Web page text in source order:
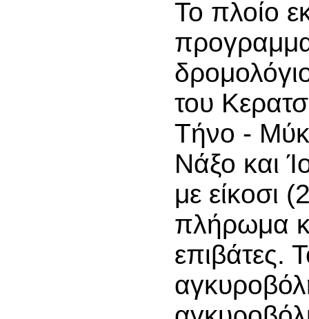
Το πλοίο
του
Τήνο -
Νάξο και
με είκοσι
πλήρωμα
επιβάτες.